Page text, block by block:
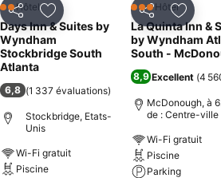
PartagerAjouter à mes favoris
2 Étoiles
Hôtel
Days Inn & Suites by
Wyndham
Stockbridge South
Atlanta
6,8 (1 337 évaluations)
Stockbridge, Etats-
Unis
Wi-Fi gratuit
Piscine
Partager
3 ÉtoilesHôtel
La Quinta Inn &
by Wyndham
South -
8,9 Excellent (4
McDonough, à
de : Centre-ville
Wi-Fi gratuit
Piscine
Parking